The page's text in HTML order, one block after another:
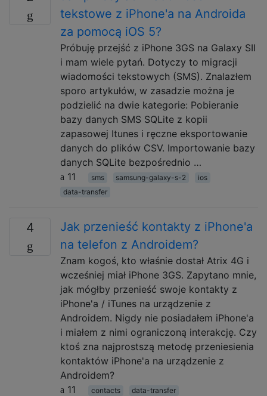
tekstowe z iPhone'a na Androida
za pomocą iOS 5?
Próbuję przejść z iPhone 3GS na Galaxy SII
i mam wiele pytań. Dotyczy to migracji
wiadomości tekstowych (SMS). Znalazłem
sporo artykułów, w zasadzie można je
podzielić na dwie kategorie: Pobieranie
bazy danych SMS SQLite z kopii
zapasowej Itunes i ręczne eksportowanie
danych do plików CSV. Importowanie bazy
danych SQLite bezpośrednio …
11
sms samsung-galaxy-s-2
ios
data-transfer
4
Jak przenieść kontakty z iPhone'a
na telefon z Androidem?
Znam kogoś, kto właśnie dostał Atrix 4G i
wcześniej miał iPhone 3GS. Zapytano mnie,
jak mógłby przenieść swoje kontakty z
iPhone'a / iTunes na urządzenie z
Androidem. Nigdy nie posiadałem iPhone'a
i miałem z nimi ograniczoną interakcję. Czy
ktoś zna najprostszą metodę przeniesienia
kontaktów iPhone'a na urządzenie z
Androidem?
11
contacts data-transfer